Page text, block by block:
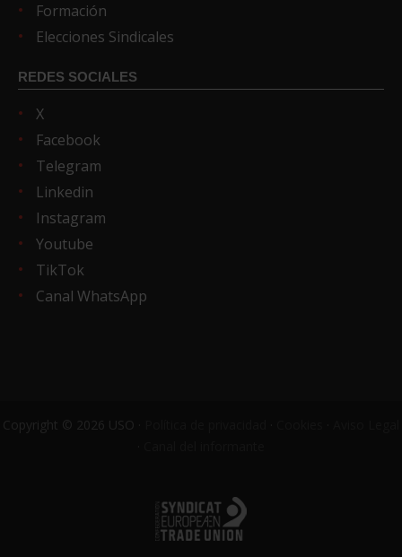
Formación
Elecciones Sindicales
REDES SOCIALES
X
Facebook
Telegram
Linkedin
Instagram
Youtube
TikTok
Canal WhatsApp
Copyright © 2026 USO ·